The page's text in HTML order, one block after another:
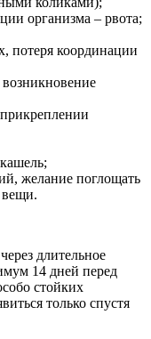
организма – рвота;
потеря координации
желание поглощать
вещи.
длительное
14 дней перед
стойких
только спустя